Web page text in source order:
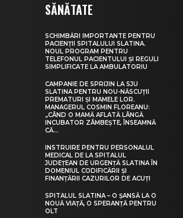
SĂNĂTATE
SCHIMBĂRI IMPORTANTE PENTRU
PACIENȚII SPITALULUI SLATINA.
NOUL PROGRAM PENTRU
TELEFONUL PACIENTULUI ȘI REGULI
SIMPLIFICATE LA AMBULATORIU
CAMPANIE DE SPRIJIN LA SJU
SLATINA PENTRU NOU-NĂSCUȚII
PREMATURI ȘI MAMELE LOR.
MANAGERUL COSMIN FLOREANU:
„CÂND O MAMĂ AFLATĂ LÂNGĂ
INCUBATOR ZÂMBEȘTE, ÎNSEAMNĂ
CĂ...
INSTRUIRE PENTRU PERSONALUL
MEDICAL DE LA SPITALUL
JUDEȚEAN DE URGENȚĂ SLATINA ÎN
DOMENIUL CODIFICĂRII ȘI
FINANȚĂRII CAZURILOR DE ACUȚI
SPITALUL SLATINA – O ȘANSĂ LA O
NOUĂ VIAȚĂ, O SPERANȚĂ PENTRU
OLT